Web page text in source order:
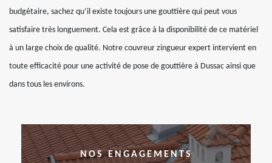
budgétaire, sachez qu’il existe toujours une gouttière qui peut vous
satisfaire très longuement. Cela est grâce à la disponibilité de ce matériel
à un large choix de qualité. Notre couvreur zingueur expert intervient en
toute efficacité pour une activité de pose de gouttière à Dussac ainsi que
dans tous les environs.
NOS ENGAGEMENTS